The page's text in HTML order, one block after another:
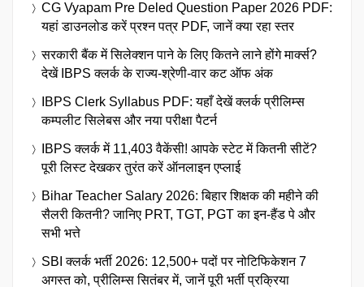
CG Vyapam Pre Deled Question Paper 2026 PDF:
यहां डाउनलोड करें प्रश्न पत्र PDF, जानें क्या रहा स्तर
सरकारी बैंक में सिलेक्शन पाने के लिए कितने लाने होंगे मार्क्स?
देखें IBPS क्लर्क के राज्य-श्रेणी-वार कट ऑफ अंक
IBPS Clerk Syllabus PDF: यहाँ देखें क्लर्क प्रीलिम्स
कम्पलीट सिलेबस और नया परीक्षा पैटर्न
IBPS क्लर्क में 11,403 वैकेंसी! आपके स्टेट में कितनी सीटें?
पूरी लिस्ट देखकर तुरंत करें ऑनलाइन एप्लाई
Bihar Teacher Salary 2026: बिहार शिक्षक की महीने की
सैलरी कितनी? जानिए PRT, TGT, PGT का इन-हैंड पे और
सभी भत्ते
SBI क्लर्क भर्ती 2026: 12,500+ पदों पर नोटिफिकेशन 7
अगस्त को, प्रीलिम्स सितंबर में, जानें पूरी भर्ती प्रक्रिया